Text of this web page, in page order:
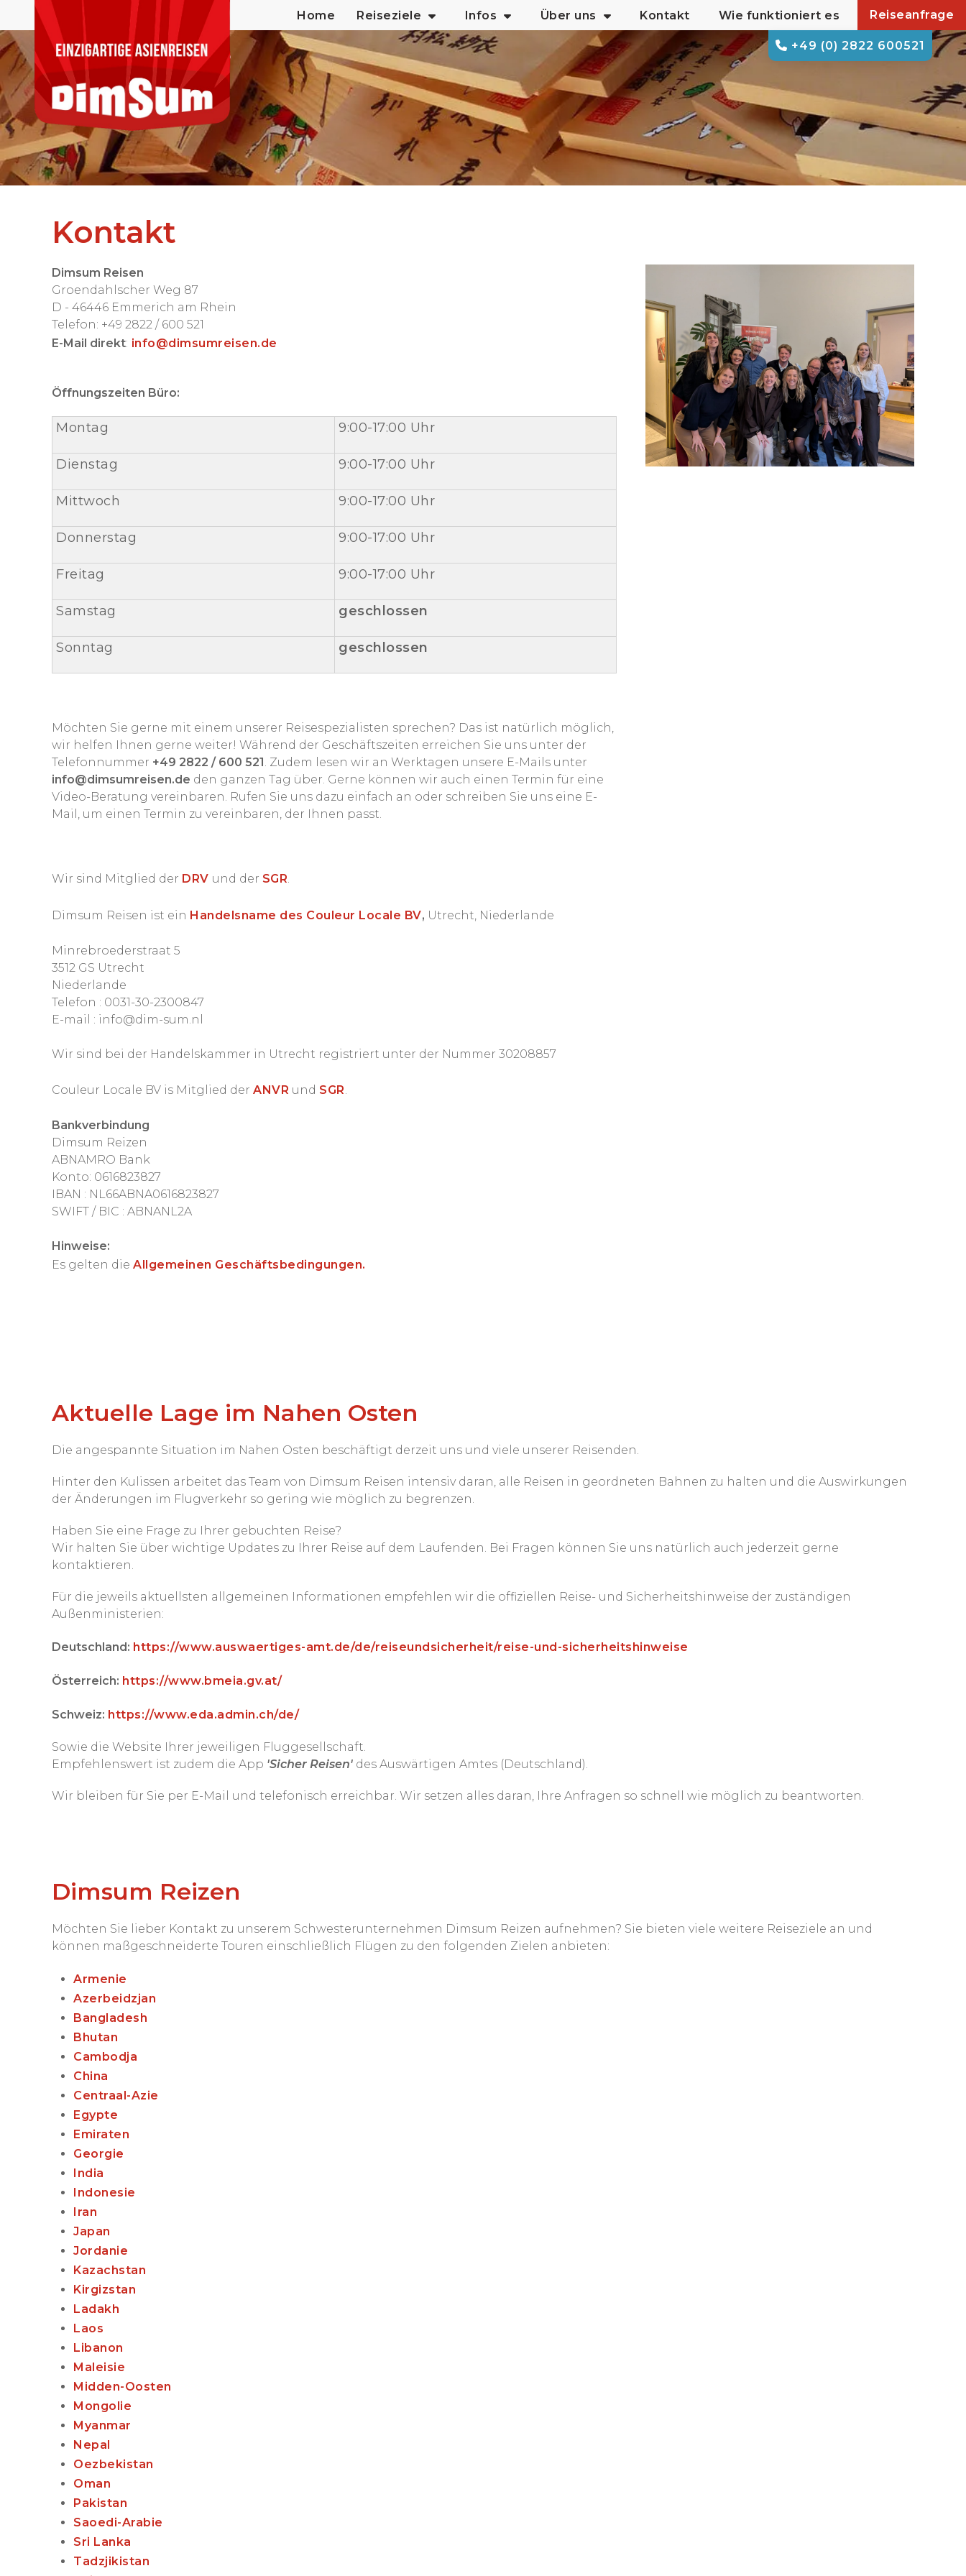
+49 (0) 2822 600521
Home Reiseziele Infos Über uns Kontakt Wie funktioniert es Reiseanfrage
Kontakt
Dimsum Reisen
Groendahlscher Weg 87
D - 46446 Emmerich am Rhein
Telefon: +49 2822 / 600 521
E-Mail direkt: info@dimsumreisen.de
Öffnungszeiten Büro:
Montag 9:00-17:00 Uhr
Dienstag 9:00-17:00 Uhr
Mittwoch 9:00-17:00 Uhr
Donnerstag 9:00-17:00 Uhr
Freitag 9:00-17:00 Uhr
Samstag geschlossen
Sonntag geschlossen
Möchten Sie gerne mit einem unserer Reisespezialisten sprechen? Das ist natürlich möglich,
wir helfen Ihnen gerne weiter! Während der Geschäftszeiten erreichen Sie uns unter der
Telefonnummer +49 2822 / 600 521. Zudem lesen wir an Werktagen unsere E-Mails unter
info@dimsumreisen.de den ganzen Tag über. Gerne können wir auch einen Termin für eine
Video-Beratung vereinbaren. Rufen Sie uns dazu einfach an oder schreiben Sie uns eine E-
Mail, um einen Termin zu vereinbaren, der Ihnen passt.
Wir sind Mitglied der DRV und der SGR.
Dimsum Reisen ist ein Handelsname des Couleur Locale BV, Utrecht, Niederlande
Minrebroederstraat 5
3512 GS Utrecht
Niederlande
Telefon : 0031-30-2300847
E-mail : info@dim-sum.nl
Wir sind bei der Handelskammer in Utrecht registriert unter der Nummer 30208857
Couleur Locale BV is Mitglied der ANVR und SGR.
Bankverbindung
Dimsum Reizen
ABNAMRO Bank
Konto: 0616823827
IBAN : NL66ABNA0616823827
SWIFT / BIC : ABNANL2A
Hinweise:
Es gelten die Allgemeinen Geschäftsbedingungen.
Aktuelle Lage im Nahen Osten
Die angespannte Situation im Nahen Osten beschäftigt derzeit uns und viele unserer Reisenden.
Hinter den Kulissen arbeitet das Team von Dimsum Reisen intensiv daran, alle Reisen in geordneten Bahnen zu halten und die Auswirkungen
der Änderungen im Flugverkehr so gering wie möglich zu begrenzen.
Haben Sie eine Frage zu Ihrer gebuchten Reise?
Wir halten Sie über wichtige Updates zu Ihrer Reise auf dem Laufenden. Bei Fragen können Sie uns natürlich auch jederzeit gerne
kontaktieren.
Für die jeweils aktuellsten allgemeinen Informationen empfehlen wir die offiziellen Reise- und Sicherheitshinweise der zuständigen
Außenministerien:
Deutschland: https://www.auswaertiges-amt.de/de/reiseundsicherheit/reise-und-sicherheitshinweise
Österreich: https://www.bmeia.gv.at/
Schweiz: https://www.eda.admin.ch/de/
Sowie die Website Ihrer jeweiligen Fluggesellschaft.
Empfehlenswert ist zudem die App 'Sicher Reisen' des Auswärtigen Amtes (Deutschland).
Wir bleiben für Sie per E-Mail und telefonisch erreichbar. Wir setzen alles daran, Ihre Anfragen so schnell wie möglich zu beantworten.
Dimsum Reizen
Möchten Sie lieber Kontakt zu unserem Schwesterunternehmen Dimsum Reizen aufnehmen? Sie bieten viele weitere Reiseziele an und
können maßgeschneiderte Touren einschließlich Flügen zu den folgenden Zielen anbieten:
Armenie
Azerbeidzjan
Bangladesh
Bhutan
Cambodja
China
Centraal-Azie
Egypte
Emiraten
Georgie
India
Indonesie
Iran
Japan
Jordanie
Kazachstan
Kirgizstan
Ladakh
Laos
Libanon
Maleisie
Midden-Oosten
Mongolie
Myanmar
Nepal
Oezbekistan
Oman
Pakistan
Saoedi-Arabie
Sri Lanka
Tadzjikistan